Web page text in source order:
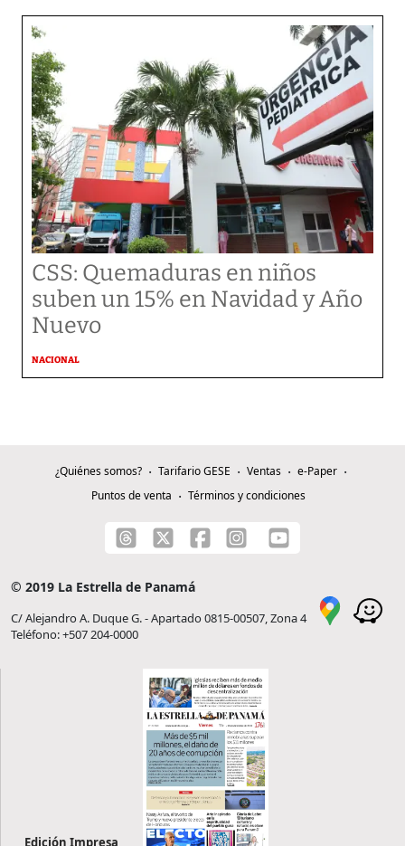
CSS: Quemaduras en niños
suben un 15% en Navidad y Año
Nuevo
NACIONAL
¿Quiénes somos? Tarifario GESE Ventas
e-Paper
Puntos de venta
Términos y condiciones
© 2019 La Estrella de Panamá
C/ Alejandro A. Duque G. - Apartado 0815-00507, Zona 4
Teléfono: +507 204-0000
Edición Impresa